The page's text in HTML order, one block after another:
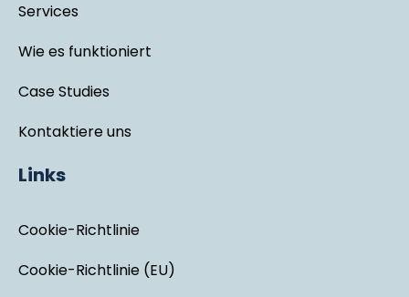
Services
Wie es funktioniert
Case Studies
Kontaktiere uns
Links
Cookie-Richtlinie
Cookie-Richtlinie (EU)